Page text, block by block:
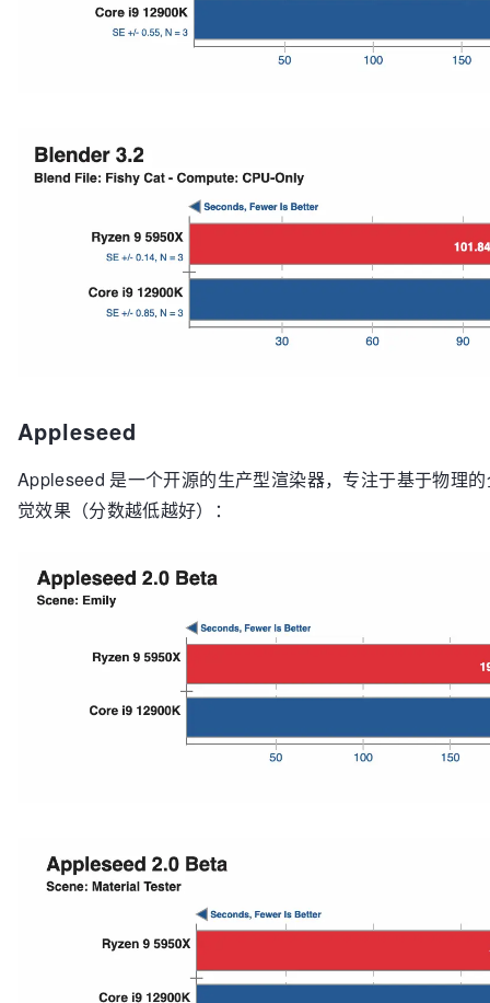
Appleseed
Appleseed 是一个开源的生产型渲染器，专注于基于物理
觉效果（分数越低越好）：